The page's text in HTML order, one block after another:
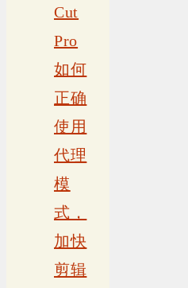
Cut
Pro
如何
正确
使用
代理
模
式，
加快
剪辑